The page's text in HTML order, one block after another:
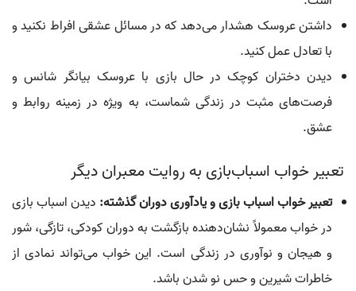
داشتن عروسک هشدار می‌دهد که در مسائل عشقی افراط نکنید و
با تعادل عمل کنید.
دیدن دختران کوچک در حال بازی با عروسک بیانگر شانس و
فرصت‌های مثبت در زندگی شماست، به ویژه در زمینه روابط و
عشق.
تعبیر خواب اسباب‌بازی به روایت معبران دیگر
تعبیر خواب اسباب بازی و یادآوری دوران گذشته: دیدن اسباب بازی
در خواب معمولاً نشان‌دهنده بازگشت به دوران کودکی، تازگی، شور
و هیجان و نوآوری در زندگی است. این خواب می‌تواند نمادی از
خاطرات شیرین و حس نو شدن باشد.